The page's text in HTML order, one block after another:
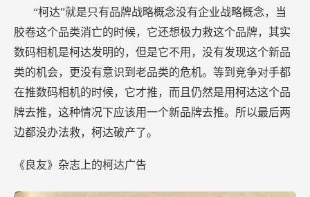
“柯达”就是只有品牌战略概念没有企业战略概念，当
胶卷这个品类消亡的时候，它还想极力救这个品牌，其实
数码相机是柯达发明的，但是它不用，没有发现这个新品
类的机会，更没有意识到老品类的危机。等到竞争对手都
在推数码相机的时候，它才推，而且仍然是用柯达这个品
牌去推，这种情况下应该用一个新品牌去推。所以最后两
边都没办法救，柯达破产了。
《良友》杂志上的柯达广告